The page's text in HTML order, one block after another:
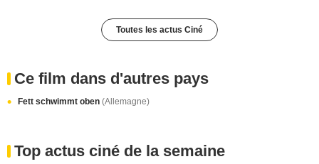
Toutes les actus Ciné
Ce film dans d'autres pays
Fett schwimmt oben (Allemagne)
Top actus ciné de la semaine